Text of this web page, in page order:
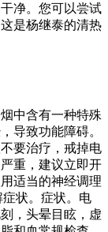
净。您可以尝试
是杨继泰的清热
中含有一种特殊
导致功能障碍。
要治疗，戒掉电
重，建议立即开
适当的神经调理
状。症状。电
，头晕目眩，虚